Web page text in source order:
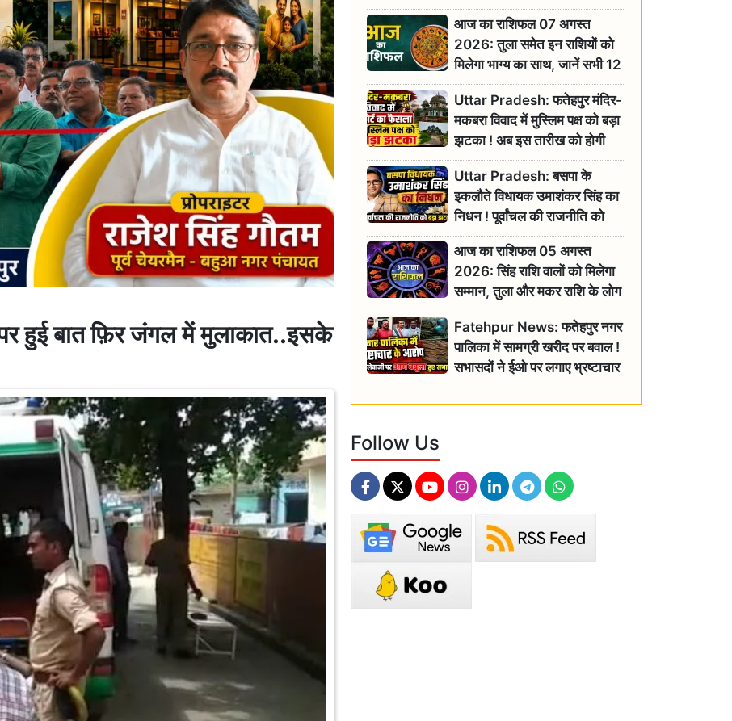
हुई बात फ़िर जंगल में मुलाकात..इसके
रावण से संबंध? जानिए ज्योतिर्लिंग की
महिमा
आज का राशिफल 07 अगस्त
2026: तुला समेत इन राशियों को
मिलेगा भाग्य का साथ, जानें सभी 12
राशियों का दैनिक भाग्यफल
Uttar Pradesh: फतेहपुर मंदिर-
मकबरा विवाद में मुस्लिम पक्ष को बड़ा
झटका ! अब इस तारीख को होगी
सुनवाई
Uttar Pradesh: बसपा के
इकलौते विधायक उमाशंकर सिंह का
निधन ! पूर्वांचल की राजनीति को
बड़ा झटका, योगी ने जताया दुःख
आज का राशिफल 05 अगस्त
2026: सिंह राशि वालों को मिलेगा
सम्मान, तुला और मकर राशि के लोग
रहें सतर्क
Fatehpur News: फतेहपुर नगर
पालिका में सामग्री खरीद पर बवाल !
सभासदों ने ईओ पर लगाए भ्रष्टाचार
के गंभीर आरोप
Follow Us